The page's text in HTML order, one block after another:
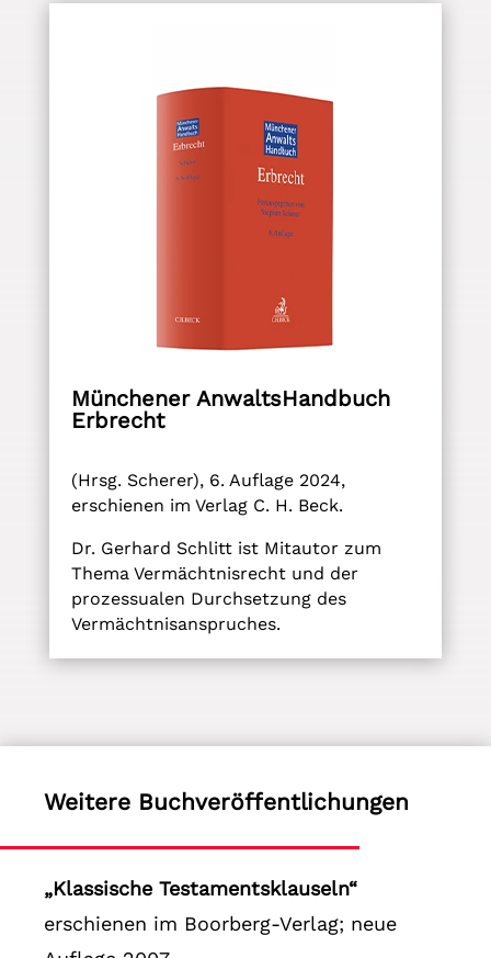
Münchener AnwaltsHandbuch
Erbrecht
(Hrsg. Scherer), 6. Auflage 2024,
erschienen im Verlag C. H. Beck.
Dr. Gerhard Schlitt ist Mitautor zum
Thema Vermächtnisrecht und der
prozessualen Durchsetzung des
Vermächtnisanspruches.
Weitere Buchveröffentlichungen
„Klassische Testamentsklauseln“
erschienen im Boorberg-Verlag; neue